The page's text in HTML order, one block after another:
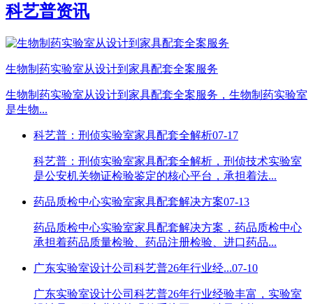
科艺普资讯
生物制药实验室从设计到家具配套全案服务
生物制药实验室从设计到家具配套全案服务，生物制药实验室
是生物...
科艺普：刑侦实验室家具配套全解析07-17
科艺普：刑侦实验室家具配套全解析，刑侦技术实验室
是公安机关物证检验鉴定的核心平台，承担着法...
药品质检中心实验室家具配套解决方案07-13
药品质检中心实验室家具配套解决方案，药品质检中心
承担着药品质量检验、药品注册检验、进口药品...
广东实验室设计公司科艺普26年行业经...07-10
广东实验室设计公司科艺普26年行业经验丰富，实验室